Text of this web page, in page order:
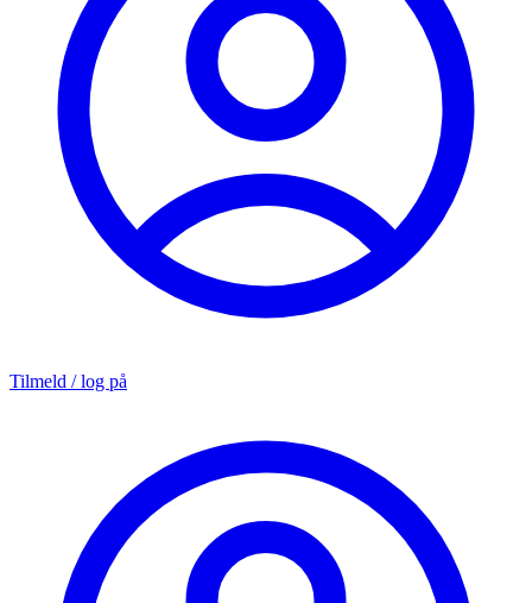
Tilmeld / log på